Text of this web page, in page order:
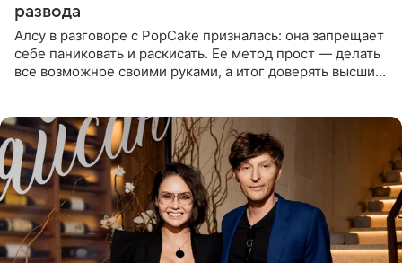
развода
Алсу в разговоре с PopCake призналась: она запрещает
себе паниковать и раскисать. Ее метод прост — делать
все возможное своими руками, а итог доверять высшим